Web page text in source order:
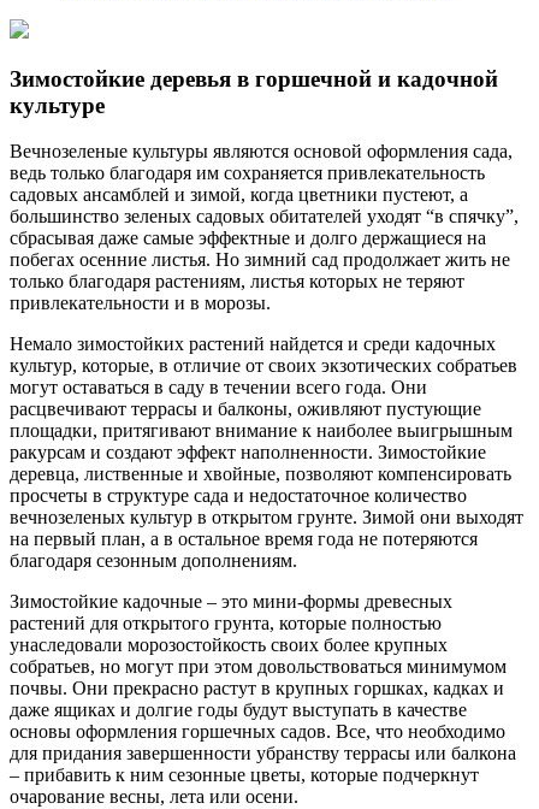
Зимостойкие деревья в горшечной и кадочной
культуре
Вечнозеленые культуры являются основой оформления сада,
ведь только благодаря им сохраняется привлекательность
садовых ансамблей и зимой, когда цветники пустеют, а
большинство зеленых садовых обитателей уходят “в спячку”,
сбрасывая даже самые эффектные и долго держащиеся на
побегах осенние листья. Но зимний сад продолжает жить не
только благодаря растениям, листья которых не теряют
привлекательности и в морозы.
Немало зимостойких растений найдется и среди кадочных
культур, которые, в отличие от своих экзотических собратьев
могут оставаться в саду в течении всего года. Они
расцвечивают террасы и балконы, оживляют пустующие
площадки, притягивают внимание к наиболее выигрышным
ракурсам и создают эффект наполненности. Зимостойкие
деревца, лиственные и хвойные, позволяют компенсировать
просчеты в структуре сада и недостаточное количество
вечнозеленых культур в открытом грунте. Зимой они выходят
на первый план, а в остальное время года не потеряются
благодаря сезонным дополнениям.
Зимостойкие кадочные – это мини-формы древесных
растений для открытого грунта, которые полностью
унаследовали морозостойкость своих более крупных
собратьев, но могут при этом довольствоваться минимумом
почвы. Они прекрасно растут в крупных горшках, кадках и
даже ящиках и долгие годы будут выступать в качестве
основы оформления горшечных садов. Все, что необходимо
для придания завершенности убранству террасы или балкона
– прибавить к ним сезонные цветы, которые подчеркнут
очарование весны, лета или осени.